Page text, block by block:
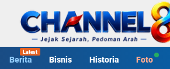
konten
Berita Bisnis Historia Foto